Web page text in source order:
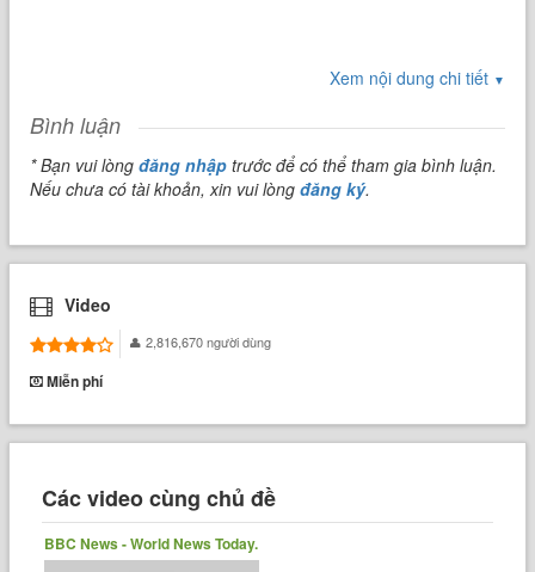
Xem nội dung chi tiết ▼
Bình luận
* Bạn vui lòngđăng nhập trước để có thể tham gia bình luận.
Nếu chưa có tài khoản, xin vui lòngđăng ký.
Video
2,816,670 người dùng
Miễn phí
Các video cùng chủ đề
BBC News - World News Today.